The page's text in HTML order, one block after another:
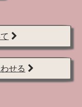
せる